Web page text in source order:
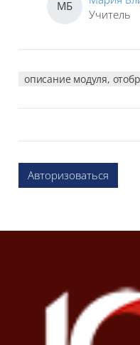
МБ
Учитель
описание модуля,
Авторизоваться